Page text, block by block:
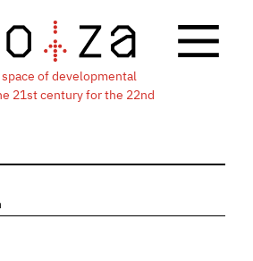
space of developmental
21st century for the 22nd